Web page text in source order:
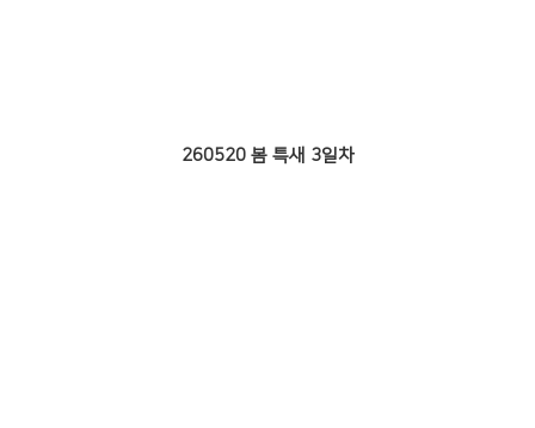
260520 봄 특새 3일차